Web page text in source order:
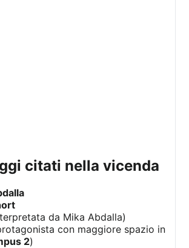
citati nella vicenda
da Mika Abdalla)
con maggiore spazio in
2)